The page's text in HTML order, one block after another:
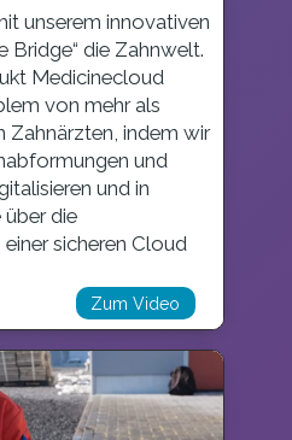
unserem innovativen
Bridge“ die Zahnwelt.
Medicinecloud
von mehr als
Zahnärzten, indem wir
und
und in
über die
sicheren Cloud
Zum Video